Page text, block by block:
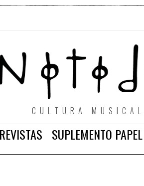
CULTURA
SUPLEMENTO PAPEL